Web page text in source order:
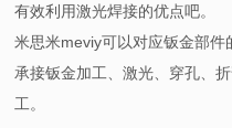
有效利用激光焊接的优点吧。
米思米meviy可以对应钣金部件
承接钣金加工、激光、穿孔、
工。